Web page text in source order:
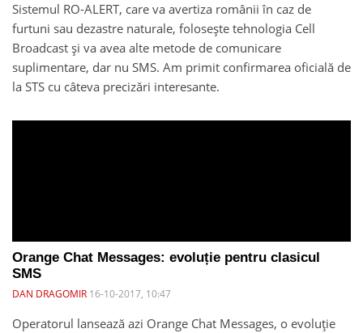
Sistemul RO-ALERT, care va avertiza românii în caz de
furtuni sau dezastre naturale, folosește tehnologia Cell
Broadcast și va avea alte metode de comunicare
suplimentare, dar nu SMS. Am primit confirmarea oficială de
la STS cu câteva precizări interesante.
Orange Chat Messages: evoluție pentru clasicul
SMS
DAN DRAGOMIR 16-10-2017, 10:47
Operatorul lansează azi Orange Chat Messages, o evoluție